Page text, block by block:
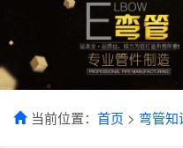
当前位置： 首页 > 弯管知